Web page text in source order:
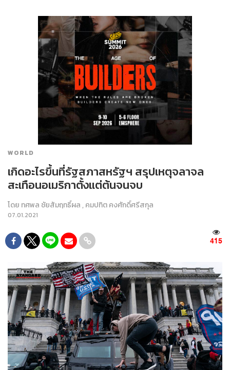
WORLD
เกิดอะไรขึ้นที่รัฐสภาสหรัฐฯ สรุปเหตุจลาจล
สะเทือนอเมริกาตั้งแต่ต้นจนจบ
โดย ทศพล ชัยสัมฤทธิ์ผล, คมปทิต คงศักดิ์ศรีสกุล
07.01.2021
415